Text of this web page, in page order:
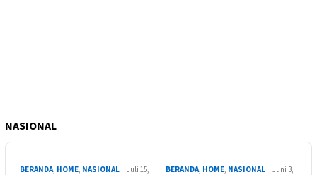
NASIONAL
BERANDA, HOME, NASIONAL
Juli 15,
BERANDA, HOME, NASIONAL
Juni 3,